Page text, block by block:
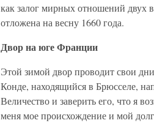
как залог мирных отношений двух
отложена на весну 1660 года.
Двор на юге Франции
Этой зимой двор проводит свои
Конде, находящийся в Брюсселе,
Величество и заверить его, что я
меня мое происхождение и мой